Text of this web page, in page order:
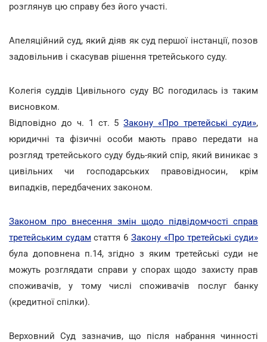
розглянув цю справу без його участі.
Апеляційний суд, який діяв як суд першої інстанції, позов
задовільнив і скасував рішення третейського суду.
Колегія суддів Цивільного суду ВС погодилась із таким
висновком.
Відповідно до ч. 1 ст. 5Закону «Про третейські суди»,
юридичні та фізичні особи мають право передати на
розгляд третейського суду будь-який спір, який виникає з
цивільних чи господарських правовідносин, крім
випадків, передбачених законом.
Законом про внесення змін щодо підвідомчості справ
третейським судам стаття 6 Закону «Про третейські суди»
була доповнена п.14, згідно з яким третейські суди не
можуть розглядати справи у спорах щодо захисту прав
споживачів, у тому числі споживачів послуг банку
(кредитної спілки).
Верховний Суд зазначив, що після набрання чинності